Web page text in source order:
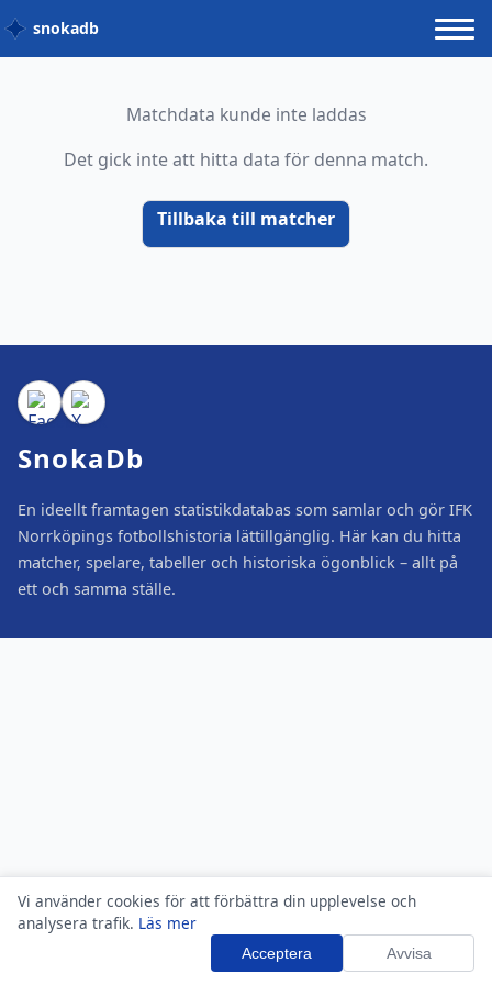
Vi använder cookies för att förbättra din upplevelse och
analysera trafik. Läs mer
Acceptera Avvisa
snokadb
Matchdata kunde inte laddas
Det gick inte att hitta data för denna match.
Tillbaka till matcher
SnokaDb
En ideellt framtagen statistikdatabas som samlar och gör IFK
Norrköpings fotbollshistoria lättillgänglig. Här kan du hitta
matcher, spelare, tabeller och historiska ögonblick – allt på
ett och samma ställe.